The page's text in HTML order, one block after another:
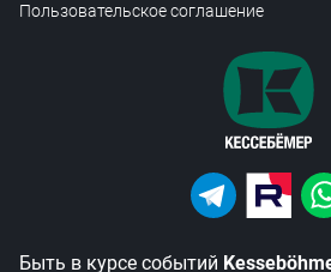
Пользовательское соглашение
Быть в курсе событий